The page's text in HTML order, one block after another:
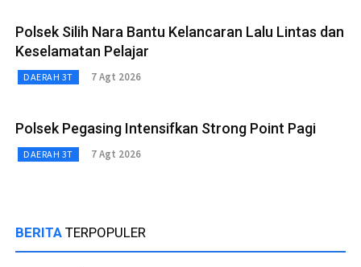
Polsek Silih Nara Bantu Kelancaran Lalu Lintas dan
Keselamatan Pelajar
DAERAH 3T 7 Agt 2026
Polsek Pegasing Intensifkan Strong Point Pagi
DAERAH 3T 7 Agt 2026
BERITA TERPOPULER